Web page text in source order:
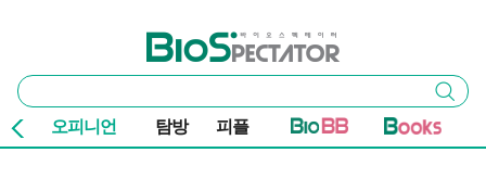
바이오스펙테이터
통
합
검
색
검색
오피니언 탐방 피플